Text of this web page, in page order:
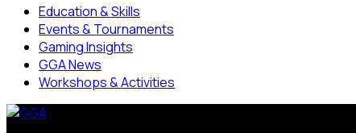
Education & Skills
Events & Tournaments
Gaming Insights
GGA News
Workshops & Activities